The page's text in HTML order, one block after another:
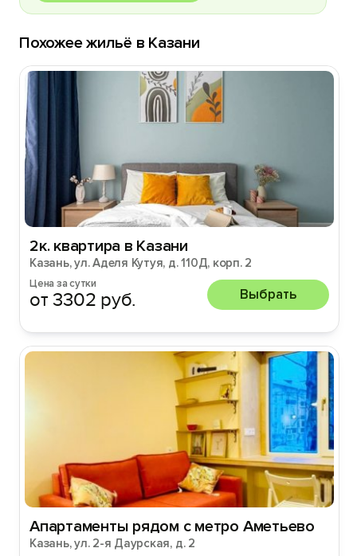
Похожее жильё в Казани
2к. квартира в Казани
Казань, ул. Аделя Кутуя, д. 110Д, корп. 2
Цена за сутки
от 3302 руб. Выбрать
Апартаменты рядом с метро Аметьево
Казань, ул. 2-я Даурская, д. 2